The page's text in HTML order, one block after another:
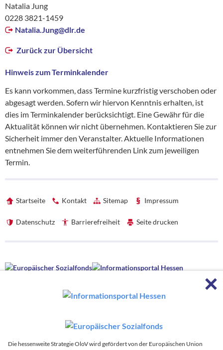
Die hessenweite Strategie OloV wird gefördert von der Europäischen Union
Natalia Jung
0228 3821-1459
Natalia.Jung@dlr.de
Zurück zur Übersicht
Hinweis zum Terminkalender
Es kann vorkommen, dass Termine kurzfristig verschoben oder
abgesagt werden. Sofern wir hiervon Kenntnis erhalten, ist
dies im Terminkalender berücksichtigt. Eine Gewähr für die
Aktualität können wir nicht übernehmen. Kontaktieren Sie zur
Sicherheit immer den Veranstalter. Aktuelle Informationen
entnehmen Sie dem weiterführenden Link zum jeweiligen
Termin.
Startseite Kontakt Sitemap Impressum
Datenschutz Barrierefreiheit Seite drucken
Die hessenweite Strategie OloV wird gefördert von der Europäischen
Union sowie aus Mitteln des Hessischen Ministeriums für Wirtschaft,
Ministeriums für Kultus, Bildung und Chancen.
Die hessenweite Strategie OloV wird koordiniert von: